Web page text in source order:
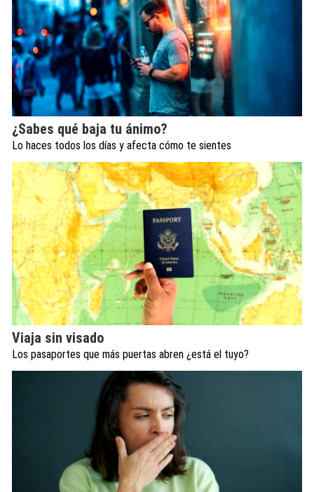
¿Sabes qué baja tu ánimo?
Lo haces todos los días y afecta cómo te sientes
Viaja sin visado
Los pasaportes que más puertas abren ¿está el tuyo?